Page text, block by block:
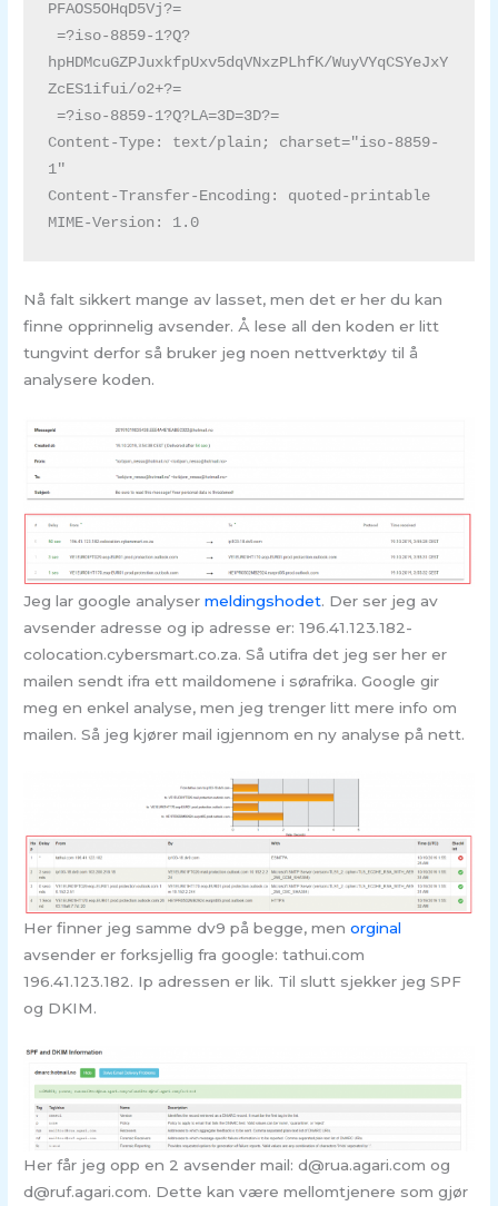
PFAOS5OHqD5Vj?=
hpHDMcuGZPJuxkfpUxv5dqVNxzPLhfK/WuyVYqCSYeJxY
ZcES1ifui/o2+?=
Content-Type: text/plain; charset="iso-8859-
1"
Content-Transfer-Encoding: quoted-printable
MIME-Version: 1.0
Nå falt sikkert mange av lasset, men det er her du kan
finne opprinnelig avsender. Å lese all den koden er litt
tungvint derfor så bruker jeg noen nettverktøy til å
analysere koden.
Jeg lar google analysermeldingshodet. Der ser jeg av
avsender adresse og ip adresse er: 196.41.123.182-
colocation.cybersmart.co.za. Så utifra det jeg ser her er
mailen sendt ifra ett maildomene i sørafrika. Google gir
meg en enkel analyse, men jeg trenger litt mere info om
mailen. Så jeg kjører mail igjennom en ny analyse på nett.
Her finner jeg samme dv9 på begge, menorginal
avsender er forksjellig fra google: tathui.com
196.41.123.182. Ip adressen er lik. Til slutt sjekker jeg SPF
og DKIM.
Her får jeg opp en 2 avsender mail: d@rua.agari.com og
d@ruf.agari.com. Dette kan være mellomtjenere som gjør